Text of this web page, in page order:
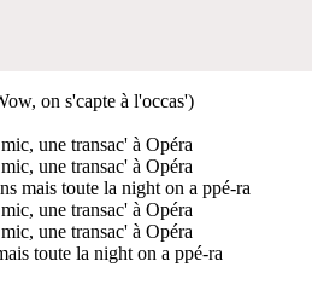
on s'capte à l'occas')
une transac' à Opéra
une transac' à Opéra
mais toute la night on a ppé-ra
une transac' à Opéra
une transac' à Opéra
toute la night on a ppé-ra